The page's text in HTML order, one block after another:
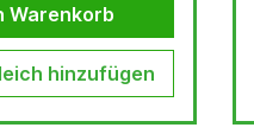
Warenkorb
hinzufügen